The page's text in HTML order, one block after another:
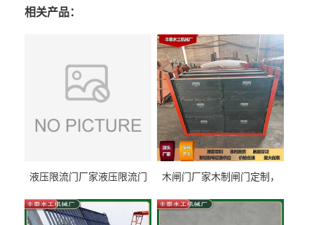
相关产品：
液压限流门厂家液压限流门
泰制造
木闸门厂家木制闸门定制，
型号齐全